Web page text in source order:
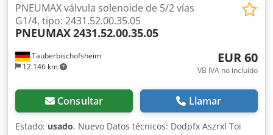
Tauberbischofsheim
12.146 km
PNEUMAX válvula solenoide de 5/2 vías
G1/4, tipo: 2431.52.00.35.05
PNEUMAX2431.52.00.35.05
EUR 60
VB IVA no incluído
Consultar Llamar
Estado: usado, Nuevo Datos técnicos: Dodpfx Aszrxl Toi